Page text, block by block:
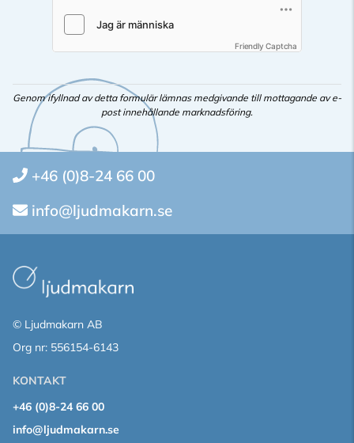
Friendly Captcha
Genom ifyllnad av detta formulär lämnas medgivande till mottagande av e-
post innehållande marknadsföring.
+46 (0)8-24 66 00
info@ljudmakarn.se
© Ljudmakarn AB
Org nr: 556154-6143
KONTAKT
+46 (0)8-24 66 00
info@ljudmakarn.se